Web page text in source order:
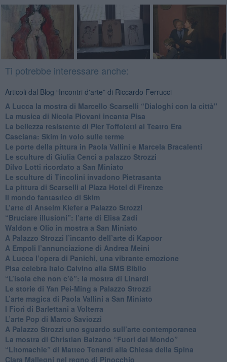
Ti potrebbe interessare anche:
Articoli dal Blog “Incontri d'arte” di Riccardo Ferrucci
A Lucca la mostra di Marcello Scarselli “Dialoghi con la città"
​La musica di Nicola Piovani incanta Pisa
​La bellezza resistente di Pier Toffoletti al Teatro Era
​Casciana: Skim in volo sulle terme
​Le porte della pittura in Paola Vallini e Marcela Bracalenti
​Le sculture di Giulia Cenci a palazzo Strozzi
​Dilvo Lotti ricordato a San Miniato
​Le sculture di Tincolini invadono Pietrasanta
La pittura di Scarselli al Plaza Hotel di Firenze
​Il mondo fantastico di Skim
​L’arte di Anselm Kiefer a Palazzo Strozzi
​“Bruciare illusioni”: l’arte di Elisa Zadi
​Waldon e Olio in mostra a San Miniato
​A Palazzo Strozzi l’incanto dell’arte di Kapoor
​A Empoli l’annunciazione di Andrea Meini
A Lucca l’opera di Panichi, una vibrante emozione
Pisa celebra Italo Calvino alla SMS Biblio
“L’isola che non c’è”: la mostra di Linardi
​Le storie di Yan Pei-Ming a Palazzo Strozzi
​L’arte magica di Paola Vallini a San Miniato
​I Fiori di Barlettani a Volterra
​L’arte Pop di Marco Saviozzi
​A Palazzo Strozzi uno sguardo sull’arte contemporanea
La mostra di Christian Balzano “Fuori dal Mondo”
​“Litomachie” di Matteo Tenardi alla Chiesa della Spina
​Clara Mallegni nel regno di Pinocchio